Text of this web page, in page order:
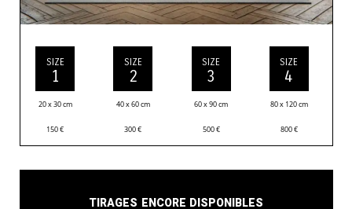
SIZE
1
20 x 30 cm
150€
SIZE
2
40 x 60 cm
300€
SIZE
3
60 x 90 cm
500€
SIZE
4
80 x 120 cm
800€
Tirages encore disponibles